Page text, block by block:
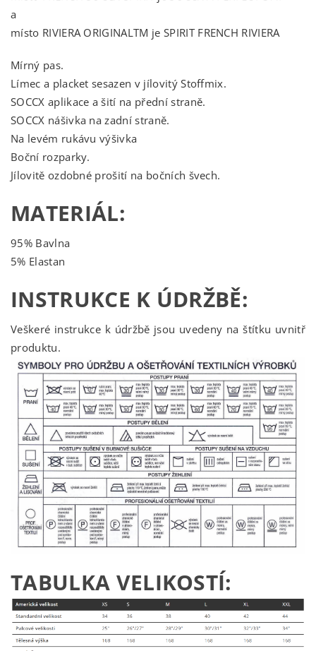
a
místo RIVIERA ORIGINALTM je SPIRIT FRENCH RIVIERA
Mírný pas.
Límec a placket sesazen v jílovitý Stoffmix.
SOCCX aplikace a šití na přední straně.
SOCCX nášivka na zadní straně.
Na levém rukávu výšivka
Boční rozparky.
Jílovitě ozdobné prošití na bočních švech.
MATERIÁL:
95% Bavlna
5% Elastan
INSTRUKCE K ÚDRŽBĚ:
Veškeré instrukce k údržbě jsou uvedeny na štítku uvnitř
produktu.
TABULKA VELIKOSTÍ: